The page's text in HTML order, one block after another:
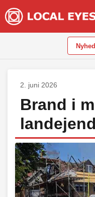
2. juni 2026
Brand i